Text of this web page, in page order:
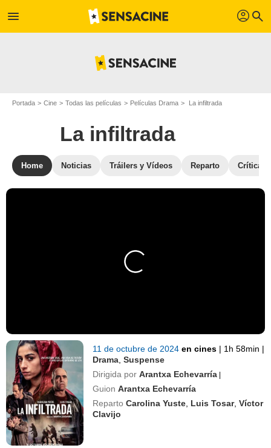
menu profil search
Portada Cine Todas las películas Películas Drama La infiltrada
La infiltrada
Home Noticias Tráilers y Vídeos Reparto Críticas
11 de octubre de 2024en cines | 1h 58min |
Drama ,Suspense
Dirigida por Arantxa Echevarría |
Guion Arantxa Echevarría
Reparto Carolina Yuste Luis Tosar,Víctor
Clavijo